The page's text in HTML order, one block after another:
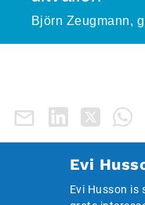
Björn Zeugmann,
Evi
Evi Husson is